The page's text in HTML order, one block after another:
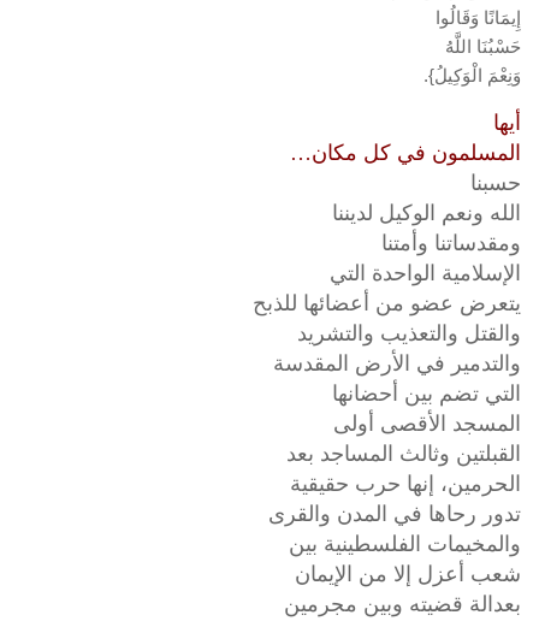
إِيمَانًا وَقَالُوا
حَسْبُنَا اللَّهُ
وَنِعْمَ الْوَكِيلُ}.
أيها
المسلمون في كل مكان…
حسبنا
الله ونعم الوكيل لديننا
ومقدساتنا وأمتنا
الإسلامية الواحدة التي
يتعرض عضو من أعضائها للذبح
والقتل والتعذيب والتشريد
والتدمير في الأرض المقدسة
التي تضم بين أحضانها
المسجد الأقصى أولى
القبلتين وثالث المساجد بعد
الحرمين، إنها حرب حقيقية
تدور رحاها في المدن والقرى
والمخيمات الفلسطينية بين
شعب أعزل إلا من الإيمان
بعدالة قضيته وبين مجرمين